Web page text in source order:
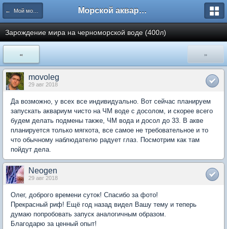
← Мой морской аквариум Морской аквариум. Форумы ReefCentral.ru
Зарождение мира на черноморской воде (400л)
« »
movoleg
29 авг 2018
Да возможно, у всех все индивидуально. Вот сейчас планируем
запускать аквариум чисто на ЧМ воде с досолом, и скорее всего
будем делать подмены также, ЧМ вода и досол до 33. В акве
планируется только мягкота, все самое не требовательное и то
что обычному наблюдателю радует глаз. Посмотрим как там
пойдут дела.
Neogen
29 авг 2018
Олег, доброго времени суток! Спасибо за фото!
Прекрасный риф! Ещё год назад видел Вашу тему и теперь
думаю попробовать запуск аналогичным образом.
Благодарю за ценный опыт!